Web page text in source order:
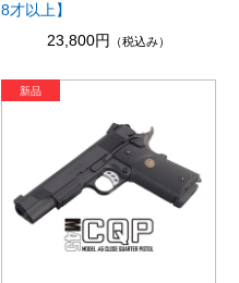
8才以上】
23,800円
（税込み）